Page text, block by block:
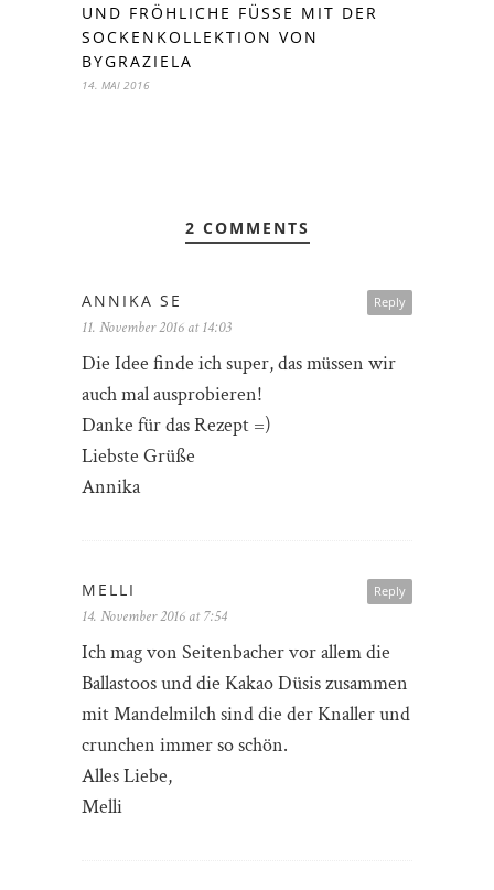
UND FRÖHLICHE FÜSSE MIT DER S
OCKENKOLLEKTION VON B
YGRAZIELA
14. MAI 2016
2 COMMENTS
Reply
ANNIKA SE
11. November 2016 at 14:03
Die Idee finde ich super, das müssen wir
auch mal ausprobieren!
Danke für das Rezept =)
Liebste Grüße
Annika
Reply
MELLI
14. November 2016 at 7:54
Ich mag von Seitenbacher vor allem die
Ballastoos und die Kakao Düsis zusammen
mit Mandelmilch sind die der Knaller und
crunchen immer so schön.
Alles Liebe,
Melli